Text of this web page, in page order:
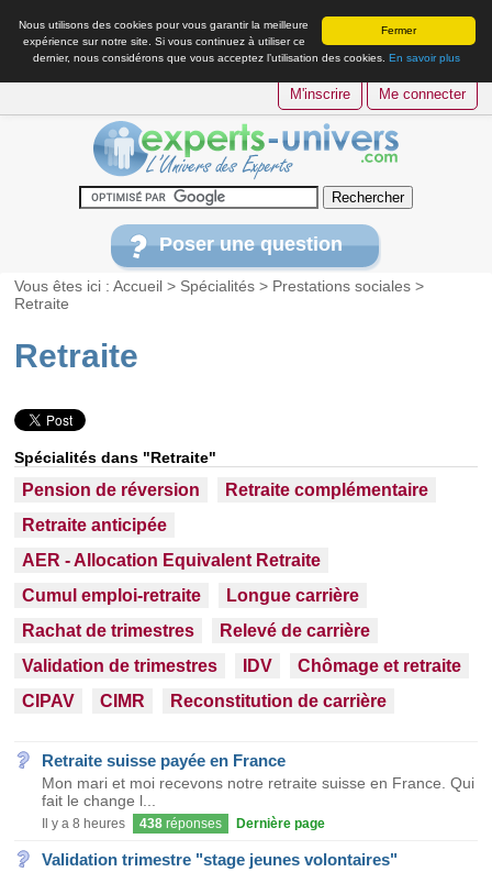
Fermer
Nous utilisons des cookies pour vous garantir la meilleure
expérience sur notre site. Si vous continuez à utiliser ce
dernier, nous considérons que vous acceptez l’utilisation des cookies. En savoir plus
M'inscrire Me connecter
Poser une question
Vous êtes ici :Accueil > Spécialités > Prestations sociales >
Retraite
Retraite
Spécialités dans "Retraite"
Pension de réversion
Retraite complémentaire
Retraite anticipée
AER - Allocation Equivalent Retraite
Cumul emploi-retraite
Longue carrière
Rachat de trimestres
Relevé de carrière
Validation de trimestres
IDV
Chômage et retraite
CIPAV
CIMR Reconstitution de carrière
Retraite suisse payée en France
Mon mari et moi recevons notre retraite suisse en France. Qui
fait le change l...
Il y a 8 heures 438 réponses Dernière page
Validation trimestre "stage jeunes volontaires"